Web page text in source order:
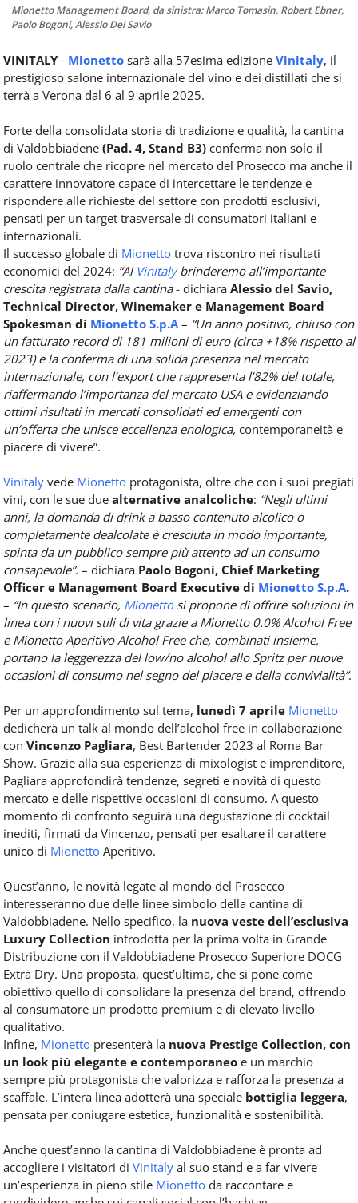
Mionetto Management Board, da sinistra: Marco Tomasin, Robert Ebner,
Paolo Bogoni, Alessio Del Savio
VINITALY- Mionetto sarà alla 57esima edizione Vinitaly, il
prestigioso salone internazionale del vino e dei distillati che si
terrà a Verona dal 6 al 9 aprile 2025.
Forte della consolidata storia di tradizione e qualità, la cantina
di Valdobbiadene (Pad. 4, Stand B3) conferma non solo il
ruolo centrale che ricopre nel mercato del Prosecco ma anche il
carattere innovatore capace di intercettare le tendenze e
rispondere alle richieste del settore con prodotti esclusivi,
pensati per un target trasversale di consumatori italiani e
internazionali.
Il successo globale di Mionetto trova riscontro nei risultati
economici del 2024: “Al Vinitalybrinderemo all’importante
crescita registrata dalla cantina- dichiara Alessio del Savio,
Technical Director, Winemaker e Management Board
Spokesman di Mionetto S.p.A– “Un anno positivo, chiuso con
un fatturato record di 181 milioni di euro (circa +18% rispetto al
2023) e la conferma di una solida presenza nel mercato
internazionale, con l’export che rappresenta l’82% del totale,
riaffermando l’importanza del mercato USA e evidenziando
ottimi risultati in mercati consolidati ed emergenti con
un’offerta che unisce eccellenza enologica, contemporaneità e
piacere di vivere”.
Vinitaly vede Mionetto protagonista, oltre che con i suoi pregiati
vini, con le sue due alternative analcoliche: “Negli ultimi
anni, la domanda di drink a basso contenuto alcolico o
completamente dealcolate è cresciuta in modo importante,
spinta da un pubblico sempre più attento ad un consumo
consapevole”. – dichiara Paolo Bogoni, Chief Marketing
Officer e Management Board Executive di Mionetto S.p.A.
– “In questo scenario, Mionettosi propone di offrire soluzioni in
linea con i nuovi stili di vita grazie a Mionetto 0.0% Alcohol Free
e Mionetto Aperitivo Alcohol Free che, combinati insieme,
portano la leggerezza del low/no alcohol allo Spritz per nuove
occasioni di consumo nel segno del piacere e della convivialità”.
Per un approfondimento sul tema, lunedì 7 aprile Mionetto
dedicherà un talk al mondo dell’alcohol free in collaborazione
con Vincenzo Pagliara, Best Bartender 2023 al Roma Bar
Show. Grazie alla sua esperienza di mixologist e imprenditore,
Pagliara approfondirà tendenze, segreti e novità di questo
mercato e delle rispettive occasioni di consumo. A questo
momento di confronto seguirà una degustazione di cocktail
inediti, firmati da Vincenzo, pensati per esaltare il carattere
unico di Mionetto Aperitivo.
Quest’anno, le novità legate al mondo del Prosecco
interesseranno due delle linee simbolo della cantina di
Valdobbiadene. Nello specifico, la nuova veste dell’esclusiva
Luxury Collection introdotta per la prima volta in Grande
Distribuzione con il Valdobbiadene Prosecco Superiore DOCG
Extra Dry. Una proposta, quest’ultima, che si pone come
obiettivo quello di consolidare la presenza del brand, offrendo
al consumatore un prodotto premium e di elevato livello
qualitativo.
Infine, Mionetto presenterà la nuova Prestige Collection, con
un look più elegante e contemporaneo e un marchio
sempre più protagonista che valorizza e rafforza la presenza a
scaffale. L’intera linea adotterà una speciale bottiglia leggera,
pensata per coniugare estetica, funzionalità e sostenibilità.
Anche quest’anno la cantina di Valdobbiadene è pronta ad
accogliere i visitatori di Vinitaly al suo stand e a far vivere
un’esperienza in pieno stile Mionetto da raccontare e